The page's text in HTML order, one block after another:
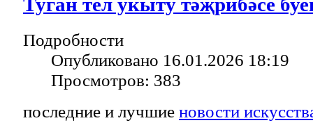
Подробности
Опубликовано 16.01.2026 18:19
Просмотров: 383
последние и лучшие новости